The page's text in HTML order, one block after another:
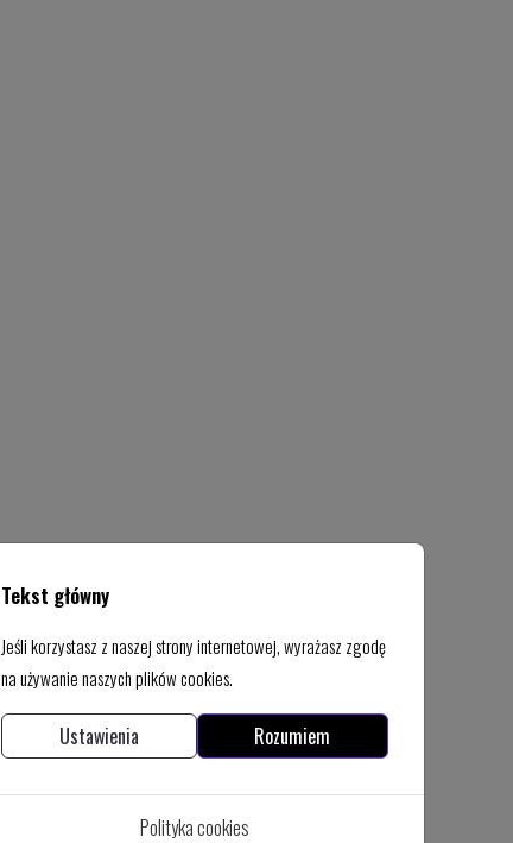
Tekst główny
Jeśli korzystasz z naszej strony internetowej, wyrażasz zgodę
na używanie naszych plików cookies.
Ustawienia Rozumiem
Polityka cookies